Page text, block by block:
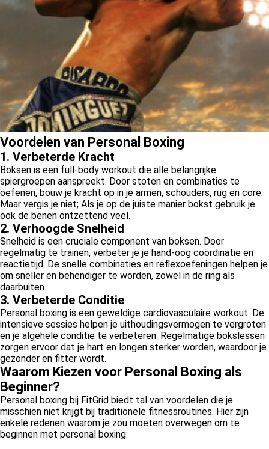
Voordelen van Personal Boxing
1. Verbeterde Kracht
Boksen is een full-body workout die alle belangrijke
spiergroepen aanspreekt. Door stoten en combinaties te
oefenen, bouw je kracht op in je armen, schouders, rug en core.
Maar vergis je niet; Als je op de juiste manier bokst gebruik je
ook de benen ontzettend veel.
2. Verhoogde Snelheid
Snelheid is een cruciale component van boksen. Door
regelmatig te trainen, verbeter je je hand-oog coördinatie en
reactietijd. De snelle combinaties en reflexoefeningen helpen je
om sneller en behendiger te worden, zowel in de ring als
daarbuiten.
3. Verbeterde Conditie
Personal boxing is een geweldige cardiovasculaire workout. De
intensieve sessies helpen je uithoudingsvermogen te vergroten
en je algehele conditie te verbeteren. Regelmatige bokslessen
zorgen ervoor dat je hart en longen sterker worden, waardoor je
gezonder en fitter wordt.
Waarom Kiezen voor Personal Boxing als
Beginner?
Personal boxing bij FitGrid biedt tal van voordelen die je
misschien niet krijgt bij traditionele fitnessroutines. Hier zijn
enkele redenen waarom je zou moeten overwegen om te
beginnen met personal boxing: